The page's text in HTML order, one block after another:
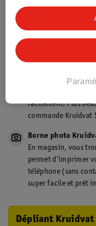
de marque Kruidvat
Aussi dans ce
Point de retrait
facilement. Plus
commande Kruidvat !
Borne photo
En magasin, vous
permet d’imprimer
téléphone (sans
super facile et prêt
Dépliant Kruidvat